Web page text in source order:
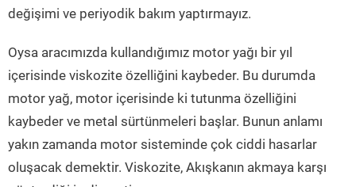
değişimi ve periyodik bakım yaptırmayız.
Oysa aracımızda kullandığımız motor yağı bir yıl
içerisinde viskozite özelliğini kaybeder. Bu durumda
motor yağ, motor içerisinde ki tutunma özelliğini
kaybeder ve metal sürtünmeleri başlar. Bunun anlamı
yakın zamanda motor sisteminde çok ciddi hasarlar
oluşacak demektir. Viskozite, Akışkanın akmaya karşı